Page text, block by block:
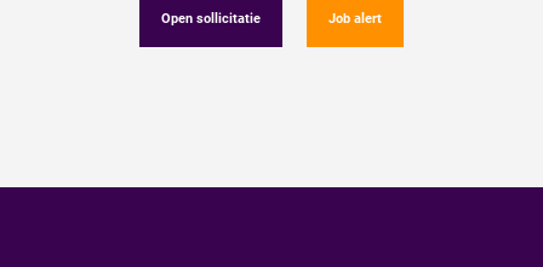
Open sollicitatie Job alert